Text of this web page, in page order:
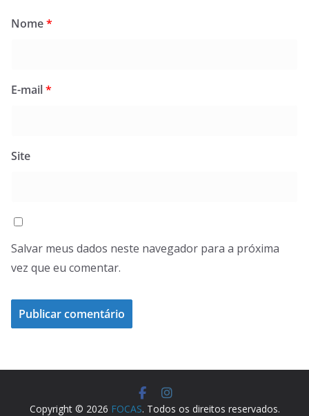
Nome*
E-mail*
Site
Salvar meus dados neste navegador para a próxima
vez que eu comentar.
Copyright © 2026 FOCAS. Todos os direitos reservados.